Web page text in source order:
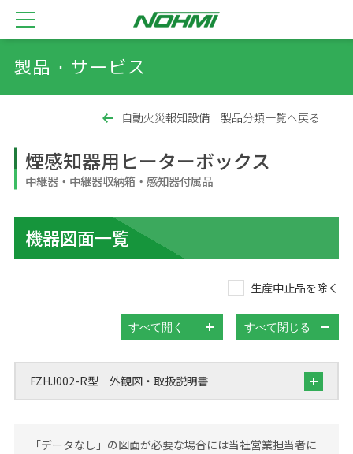
製品・サービス
自動火災報知設備 製品分類一覧へ戻る
煙感知器用ヒーターボックス
中継器・中継器収納箱・感知器付属品
機器図面一覧
生産中止品を除く
すべて開く すべて閉じる
FZHJ002-R型 外観図・取扱説明書
「データなし」の図面が必要な場合には当社営業担当者に